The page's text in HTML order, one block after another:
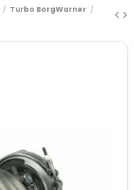
Turbo BorgWarner